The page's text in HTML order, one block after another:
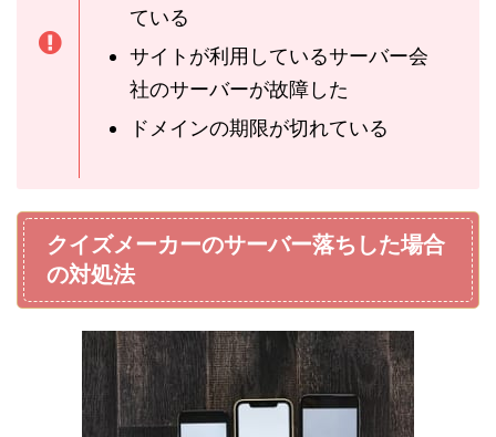
ている
サイトが利用しているサーバー会
社のサーバーが故障した
ドメインの期限が切れている
クイズメーカーのサーバー落ちした場合
の対処法